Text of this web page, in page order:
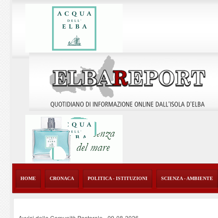
HOME CRONACA POLITICA - ISTITUZIONI SCIENZA - AMBIENTE